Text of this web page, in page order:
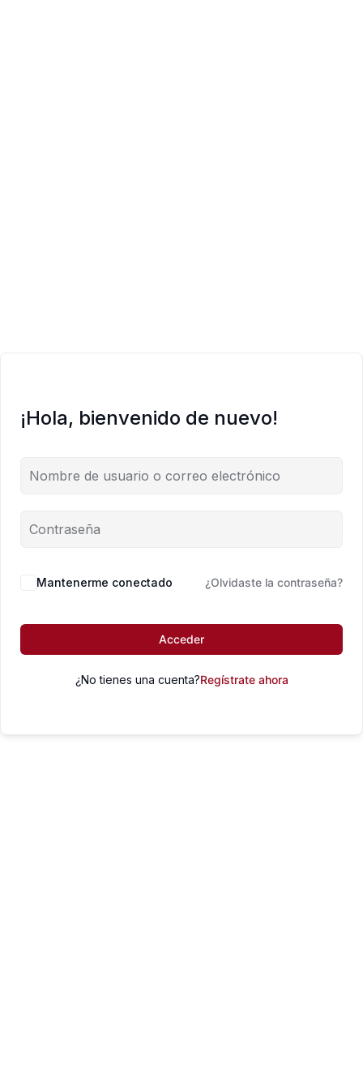
¡Hola, bienvenido de nuevo!
Mantenerme conectado ¿Olvidaste la contraseña?
Acceder
¿No tienes una cuenta?Regístrate ahora